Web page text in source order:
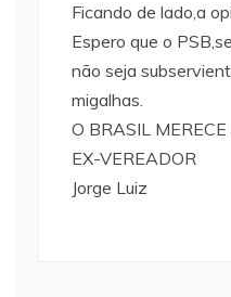
Ficando de lado,a
Espero que o
não seja
migalhas.
O BRASIL MERECE
EX-VEREADOR
Jorge Luiz